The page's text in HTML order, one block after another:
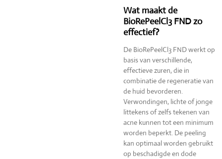
Wat maakt de
BioRePeelCl3 FND zo
effectief?
De BioRePeelCl3 FND werkt op
basis van verschillende,
effectieve zuren, die in
combinatie de regeneratie van
de huid bevorderen.
Verwondingen, lichte of jonge
littekens of zelfs tekenen van
acne kunnen tot een minimum
worden beperkt. De peeling
kan optimaal worden gebruikt
op beschadigde en dode